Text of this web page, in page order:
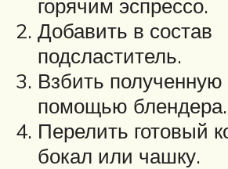
горячим эспрессо.
Добавить в состав
подсластитель.
Взбить
помощью блендера.
Перелить готовый
бокал или чашку.